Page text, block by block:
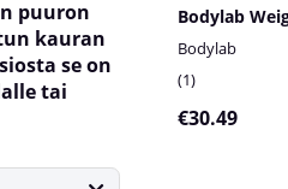
puuron
kauran
se on
tai
Bodylab
Bodylab
1
€30.49